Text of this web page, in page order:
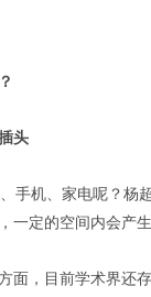
头
手机、家电呢？杨
一定的空间内会产
面，目前学术界还